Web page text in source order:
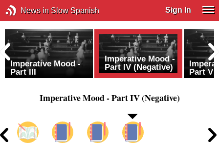
News in Slow Spanish Sign In
Imperative Mood -
Part III
Imperative Mood -
Part IV (Negative)
Part V
Imperative Mood - Part IV (Negative)